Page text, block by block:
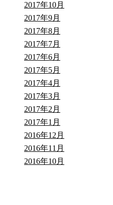
2017年10月
2017年9月
2017年8月
2017年7月
2017年6月
2017年5月
2017年4月
2017年3月
2017年2月
2017年1月
2016年12月
2016年11月
2016年10月